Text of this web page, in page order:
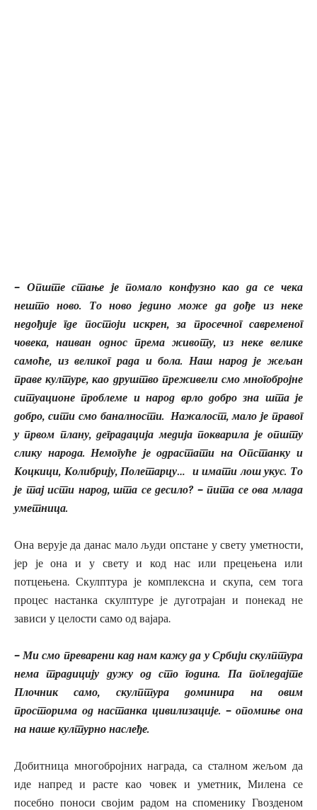
– Опште стање је помало конфузно као да се чека
нешто ново. То ново једино може да дође из неке
недођије где постоји искрен, за просечног савременог
човека, наиван однос према животу, из неке велике
самоће, из великог рада и бола. Наш народ је жељан
праве културе, као друштво преживели смо многобројне
ситуационе проблеме и народ врло добро зна шта је
добро, сити смо баналности. Нажалост, мало је правог
у првом плану, деградација медија покварила је општу
слику народа. Немогуће је одрастати на Опстанку и
Коцкици, Колибрију, Полетарцу… и имати лош укус. То
је тај исти народ, шта се десило? – пита се ова млада
уметница.
Она верује да данас мало људи опстане у свету уметности,
јер је она и у свету и код нас или прецењена или
потцењена. Скулптура је комплексна и скупа, сем тога
процес настанка скулптуре је дуготрајан и понекад не
зависи у целости само од вајара.
– Ми смо преварени кад нам кажу да у Србији скулптура
нема традицију дужу од сто година. Па погледајте
Плочник само, скулптура доминира на овим
просторима од настанка цивилизације. – опомиње она
на наше културно наслеђе.
Добитница многобројних награда, са сталном жељом да
иде напред и расте као човек и уметник, Милена се
посебно поноси својим радом на споменику Гвозденом